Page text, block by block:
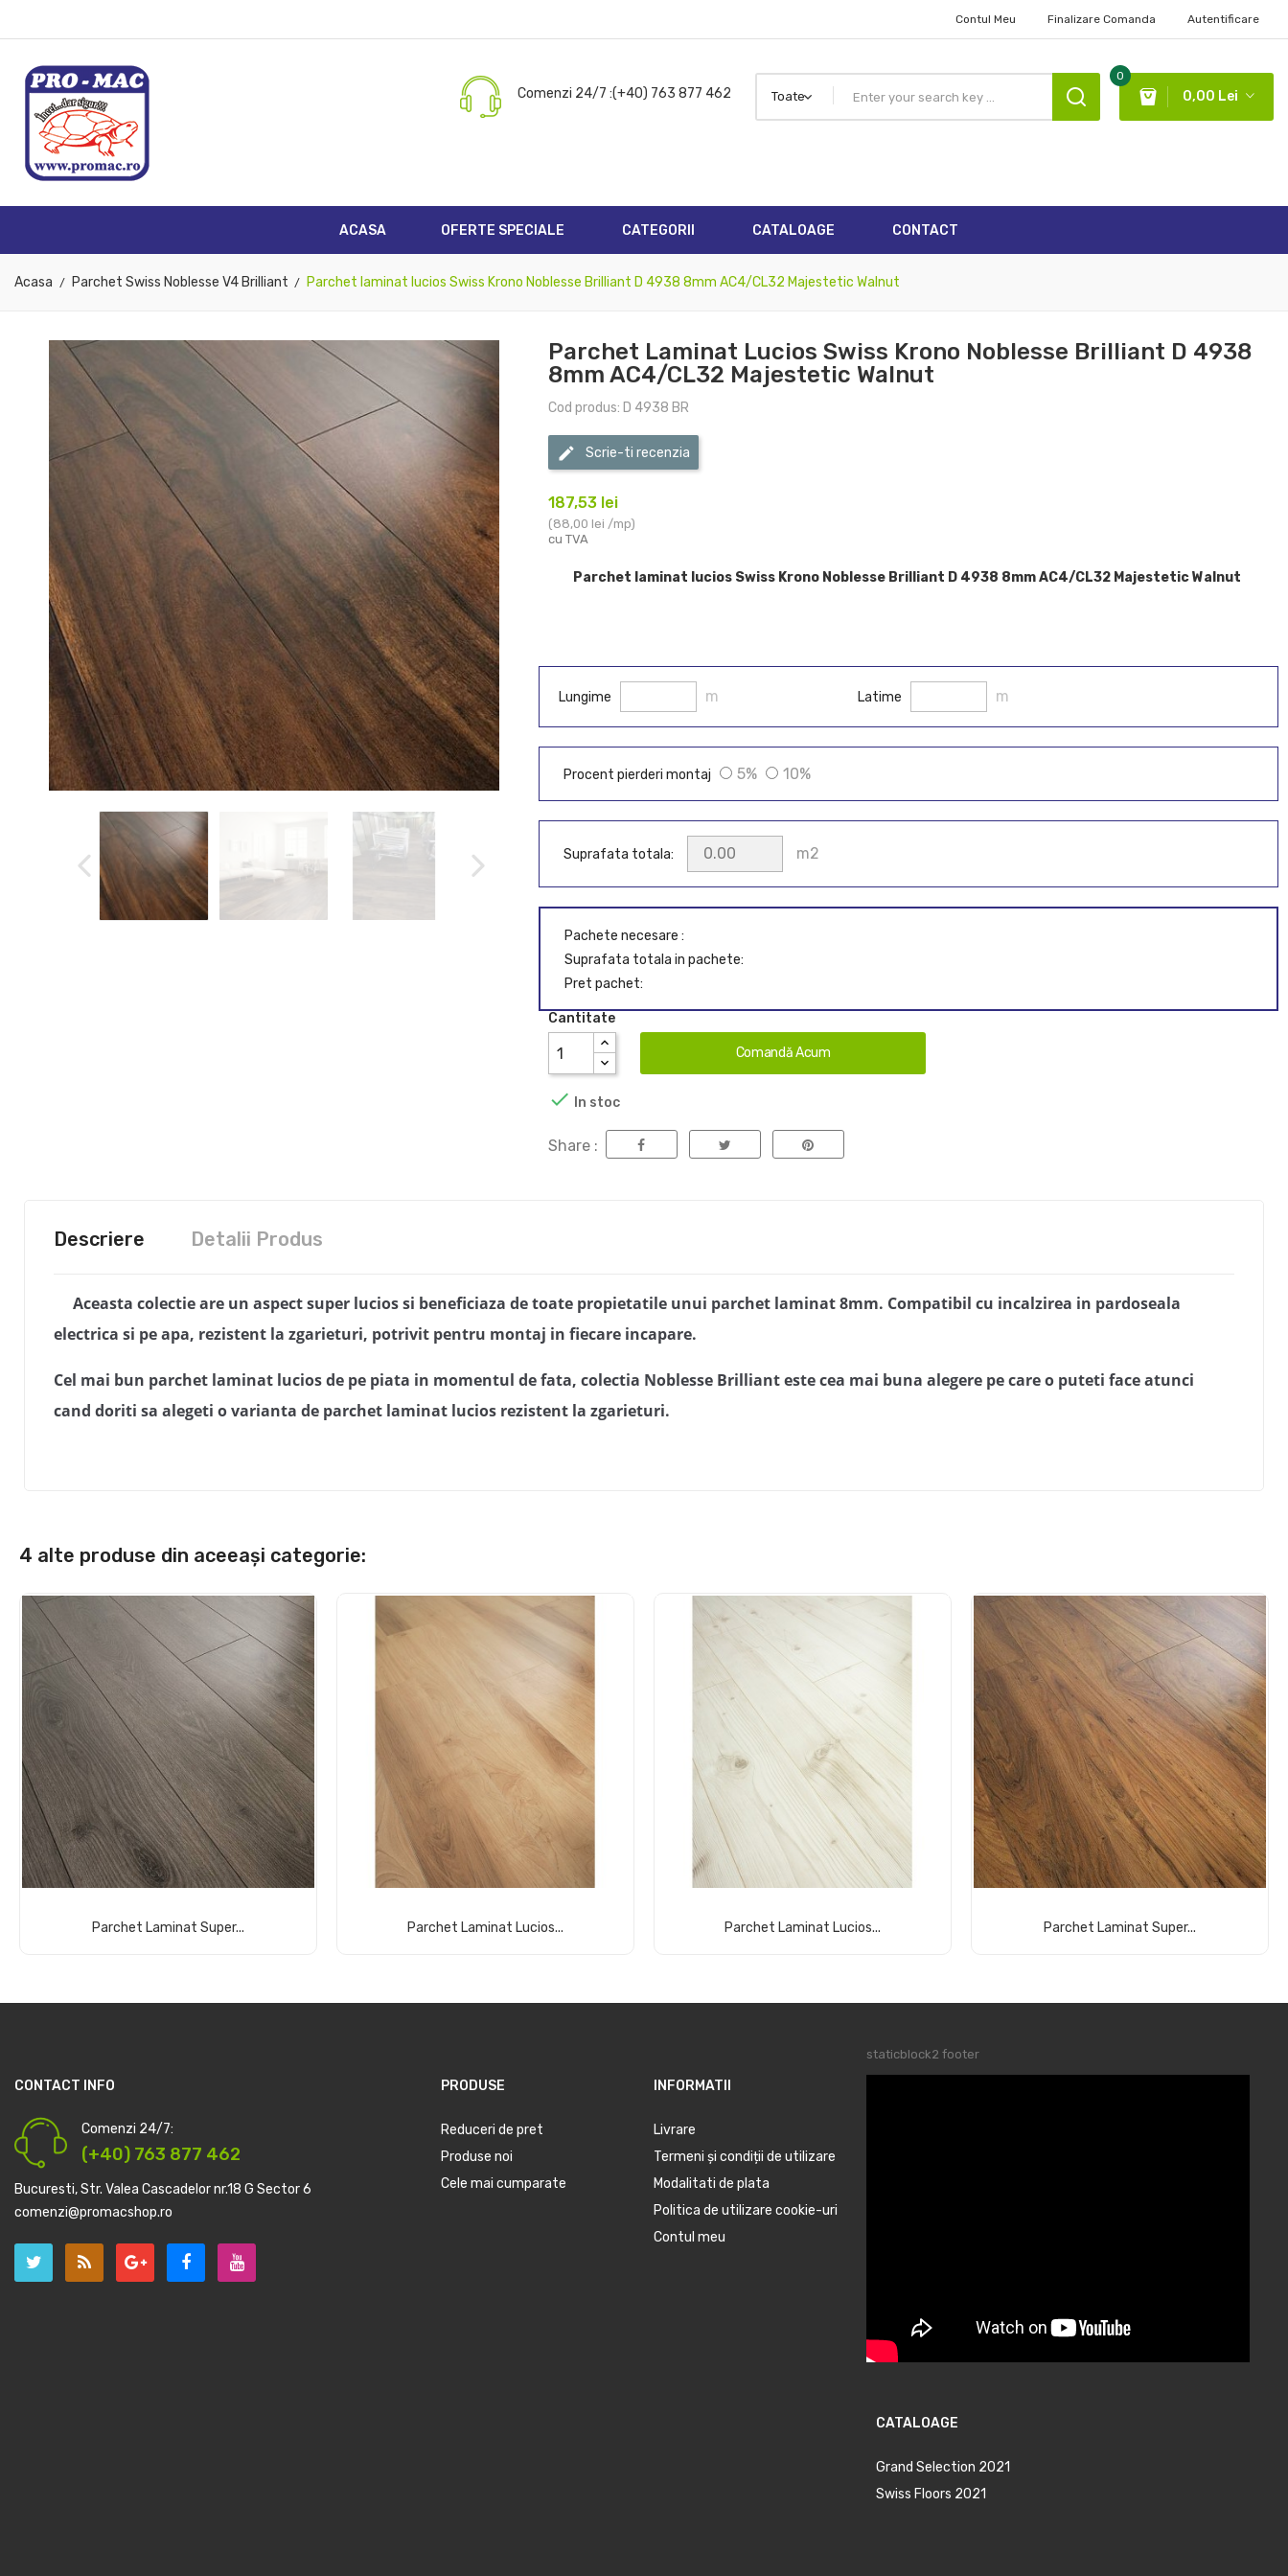
((cancelText)) ((createText))
You need to be logged in to save products in your wishlist.
Contul Meu Finalizare Comanda Autentificare
0
0,00 Lei
Comenzi 24/7 :(+40) 763 877 462
ACASA OFERTE SPECIALE CATEGORII CATALOAGE CONTACT
Acasa Parchet Swiss Noblesse V4 Brilliant Parchet laminat lucios Swiss Krono Noblesse Brilliant D 4938 8mm AC4/CL32 Majestetic Walnut
Parchet Laminat Lucios Swiss Krono Noblesse Brilliant D 4938
8mm AC4/CL32 Majestetic Walnut
Cod produs: D 4938 BR
Scrie-ti recenzia
187,53 lei
(88,00 lei /mp)
cu TVA
Parchet laminat lucios Swiss Krono Noblesse Brilliant D 4938 8mm AC4/CL32 Majestetic Walnut
Lungime m Latime m
Procent pierderi montaj 5% 10%
Suprafata totala: m2
Pachete necesare :
Suprafata totala in pachete:
Pret pachet:
Cantitate
Comandă Acum
 In stoc
Share :
Descriere Detalii Produs
Aceasta colectie are un aspect super lucios si beneficiaza de toate propietatile unui parchet laminat 8mm. Compatibil cu incalzirea in pardoseala
electrica si pe apa, rezistent la zgarieturi, potrivit pentru montaj in fiecare incapare.
Cel mai bun parchet laminat lucios de pe piata in momentul de fata, colectia Noblesse Brilliant este cea mai buna alegere pe care o puteti face atunci
cand doriti sa alegeti o varianta de parchet laminat lucios rezistent la zgarieturi.
4 alte produse din aceeași categorie:
Parchet Laminat Super... Parchet Laminat Lucios... Parchet Laminat Lucios... Parchet Laminat Super...
CONTACT INFO
Comenzi 24/7:
(+40) 763 877 462
Bucuresti, Str. Valea Cascadelor nr.18 G Sector 6
comenzi@promacshop.ro
PRODUSE
Reduceri de pret
Produse noi
Cele mai cumparate
INFORMATII
Livrare
Termeni și condiții de utilizare
Modalitati de plata
Politica de utilizare cookie-uri
Contul meu
staticblock2 footer
CATALOAGE
Grand Selection 2021
Swiss Floors 2021